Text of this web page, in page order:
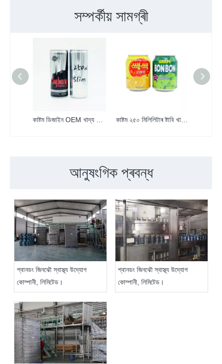
সম্পৰ্কীয় সামগ্ৰী
আনুষংগিক প্ৰবন্ধ
শ্বানডং জিনঝৌ স্বাস্থ্য উদ্যোগ
কোম্পানী, লিমিটেড।
শ্বানডং জিনঝৌ স্বাস্থ্য উদ্যোগ
কোম্পানী, লিমিটেড।